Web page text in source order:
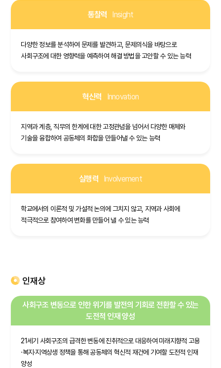
통찰력 Insight
다양한 정보를 분석하여 문제를 발견하고, 문제의식을 바탕으로
사회구조에 대한 영향력을 예측하여 해결 방법을 고안할 수 있는 능력
혁신력 Innovation
지역과 계층, 직무의 한계에 대한 고정관념을 넘어서 다양한 매체와
기술을 융합하여 공동체의 화합을 만들어낼 수 있는 능력
실행력 Involvement
학교에서의 이론적 및 가설적 논의에 그치지 않고, 지역과 사회에
적극적으로 참여하여 변화를 만들어 낼 수 있는 능력
인재상
사회구조 변동으로 인한 위기를 발전의 기회로 전환할 수 있는
도전적 인재 양성
21세기 사회구조의 급격한 변동에 진취적으로 대응하여 미래지향적 고용
·복지·지역상생 정책을 통해 공동체의 혁신적 재건에 기여할 도전적 인재
양성